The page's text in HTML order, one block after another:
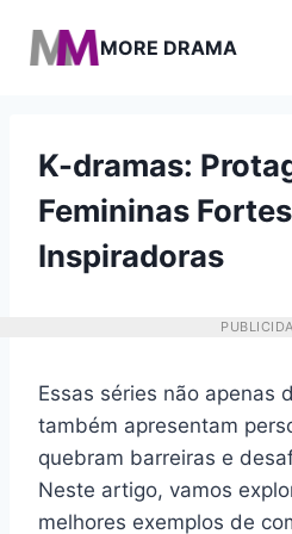
para
MORE DRAMA
K-dramas:
Femininas
Inspiradoras
Essas séries não apenas
também apresentam
quebram barreiras e
Neste artigo, vamos
melhores exemplos de